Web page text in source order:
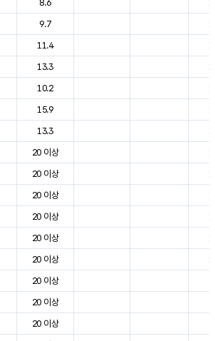
8.6
9.7
11.4
13.3
10.2
15.9
13.3
20 이상
20 이상
20 이상
20 이상
20 이상
20 이상
20 이상
20 이상
20 이상